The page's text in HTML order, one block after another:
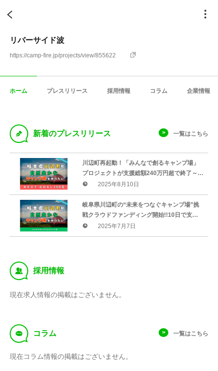
リバーサイド波
https://camp-fire.jp/projects/view/855622
ホーム プレスリリース 採用情報 コラム 企業情報
D 新着のプレスリリース 一覧はこちら
川辺町再起動！「みんなで創るキャンプ場」
プロジェクトが支援総額240万円超で終了～目
標の120％を達成、全国80名の支援者が地域
の未来に賛同～
2025年8月10日
岐阜県川辺町の“未来をつなぐキャンプ場”挑
戦クラウドファンディング開始!!10日で支援
総額100万円突破！目標額の52％に到達／、
終了まで残り21日
2025年7月7日
‰ 採用情報
現在求人情報の掲載はございません。
f コラム 一覧はこちら
現在コラム情報の掲載はございません。